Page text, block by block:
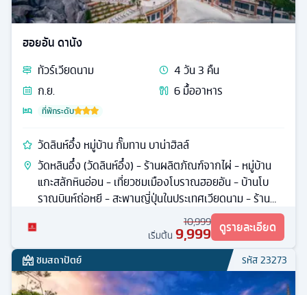
ฮอยอัน ดานัง
ทัวร์เวียดนาม 4วัน3 คืน
ก.ย.
6มื้ออาหาร
ที่พักระดับ
วัดลินห์อึ๋ง หมู่บ้าน กั๊มทาน บาน่าฮิลล์
วัดหลินอึ๋ง (วัดลินห์อึ๋ง) - ร้านผลิตภัณฑ์จากไผ่ - หมู่บ้าน
แกะสลักหินอ่อน - เที่ยวชมเมืองโบราณฮอยอัน - บ้านโบ
ราณบินห์ถ่อหยี - สะพานญี่ปุ่นในประเทศเวียดนาม - ร้าน
10,999
เริ่มต้น 9,999 ดูรายละเอียด
ชมสถาปัตย์ รหัส23273